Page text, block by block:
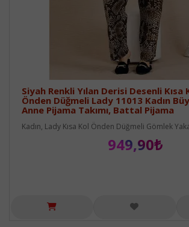
Siyah Renkli Yılan Derisi Desenli Kısa
Önden Düğmeli Lady 11013 Kadın
Anne Pijama Takımı, Battal Pijama
Kadın, Lady Kısa Kol Önden Düğmeli Gömlek
949,90₺